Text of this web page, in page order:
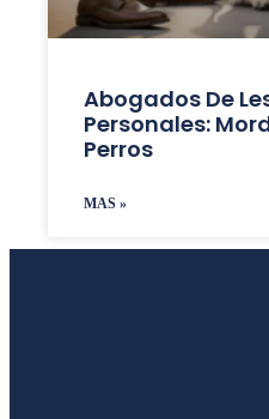
Abogados De
Personales:
Perros
MAS »